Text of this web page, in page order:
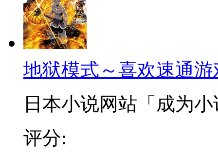
地狱模式～喜欢速通
日本小说网站「成为
评分: